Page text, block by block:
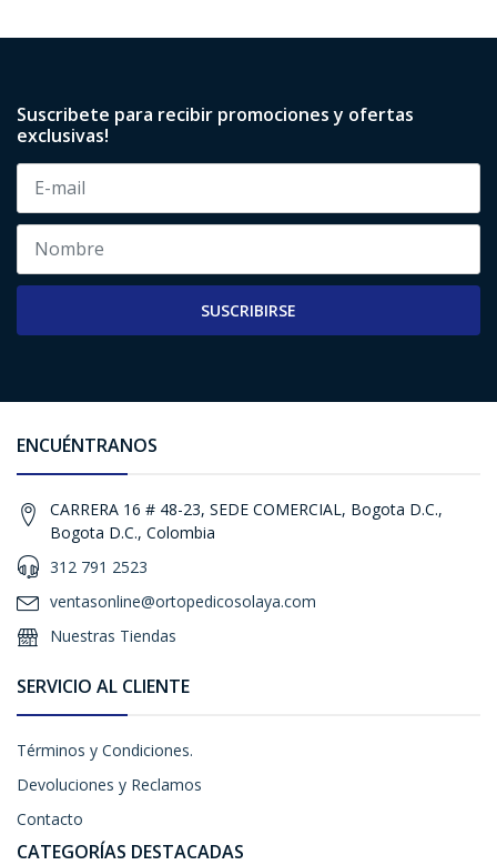
Suscribete para recibir promociones y ofertas
exclusivas!
SUSCRIBIRSE
ENCUÉNTRANOS
CARRERA 16 # 48-23, SEDE COMERCIAL, Bogota D.C.,
Bogota D.C., Colombia
312 791 2523
ventasonline@ortopedicosolaya.com
Nuestras Tiendas
SERVICIO AL CLIENTE
Términos y Condiciones.
Devoluciones y Reclamos
Contacto
CATEGORÍAS DESTACADAS